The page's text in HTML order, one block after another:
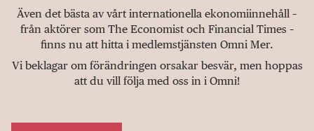
Även det bästa av vårt internationella ekonomiinnehåll –
från aktörer som The Economist och Financial Times –
finns nu att hitta i medlemstjänsten Omni Mer.
Vi beklagar om förändringen orsakar besvär, men hoppas
att du vill följa med oss in i Omni!